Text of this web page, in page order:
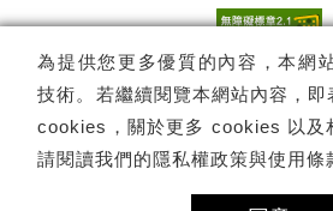
為提供您更多優質的內容，本網
技術。若繼續閱覽本網站內容，
cookies，關於更多 cookies 以及
請閱讀我們的隱私權政策與使用條
電子報訂閱
Copyright © 國家表演藝術中心 -衛武營國